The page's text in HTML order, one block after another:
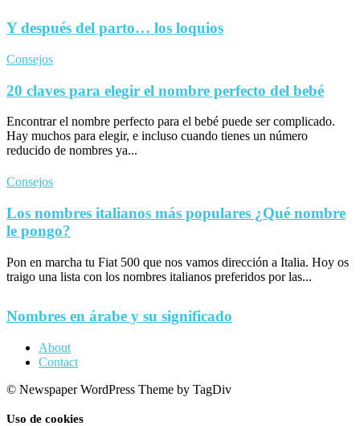
Y después del parto… los loquios
Consejos
20 claves para elegir el nombre perfecto del bebé
Encontrar el nombre perfecto para el bebé puede ser complicado.
Hay muchos para elegir, e incluso cuando tienes un número
reducido de nombres ya...
Consejos
Los nombres italianos más populares ¿Qué nombre
le pongo?
Pon en marcha tu Fiat 500 que nos vamos dirección a Italia. Hoy os
traigo una lista con los nombres italianos preferidos por las...
Nombres en árabe y su significado
About
Contact
© Newspaper WordPress Theme by TagDiv
Uso de cookies